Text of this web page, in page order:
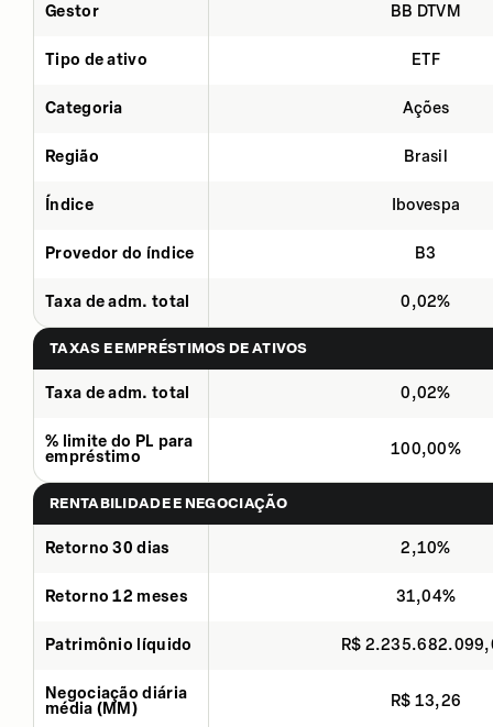
Gestor BB DTVM
Tipo de ativo ETF
Categoria Ações
Região Brasil
Índice Ibovespa
Provedor do índice B3
Taxa de adm. total 0,02%
TAXAS E EMPRÉSTIMOS DE ATIVOS
Taxa de adm. total 0,02%
% limite do PL para
empréstimo
100,00%
RENTABILIDADE E NEGOCIAÇÃO
Retorno 30 dias 2,10%
Retorno 12 meses 31,04%
Patrimônio líquido R$
Negociação diária
média (MM)
R$ 13,26